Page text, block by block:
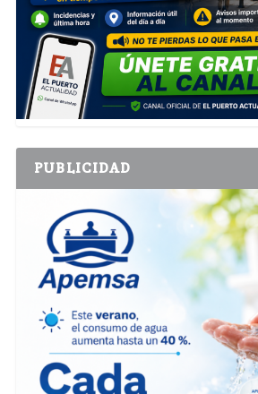
PUBLICIDAD